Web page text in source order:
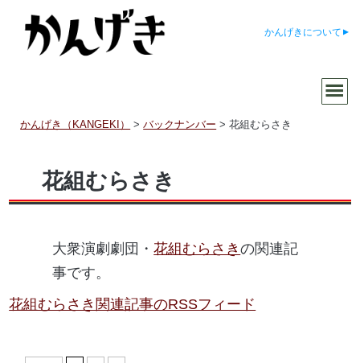
かんげきについて
かんげき（KANGEKI） >バックナンバー >花組むらさき
花組むらさき
大衆演劇劇団・花組むらさきの関連記
事です。
花組むらさき関連記事のRSSフィード